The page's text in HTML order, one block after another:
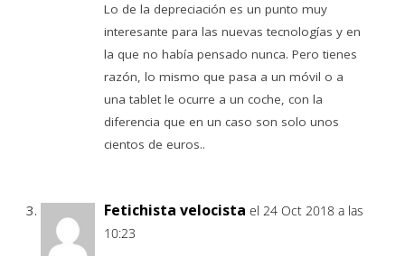
Lo de la depreciación es un punto muy
interesante para las nuevas tecnologías y en
la que no había pensado nunca. Pero tienes
razón, lo mismo que pasa a un móvil o a
una tablet le ocurre a un coche, con la
diferencia que en un caso son solo unos
cientos de euros..
Fetichista velocista el 24 Oct 2018 a las
10:23